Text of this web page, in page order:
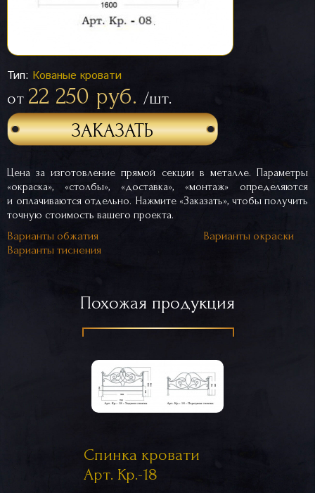
Тип: Кованые кровати
от 22 250 руб. /шт.
ЗАКАЗАТЬ
Цена за изготовление прямой секции в металле. Параметры
«окраска», «столбы», «доставка», «монтаж» определяются
и оплачиваются отдельно. Нажмите «Заказать», чтобы получить
точную стоимость вашего проекта.
Варианты обжатия
Варианты окраски
Варианты тиснения
Похожая продукция
Спинка кровати
Арт. Кр.-18